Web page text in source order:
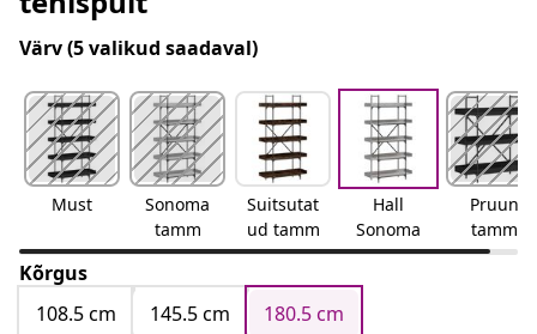
Värv(5 valikud saadaval)
Must
Sonoma
tamm
Suitsutat
ud tamm
Hall
Sonoma
Pruun
tamm
Kõrgus
108.5 cm
145.5 cm 180.5 cm